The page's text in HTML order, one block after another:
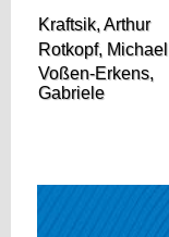
Kraftsik, Arthur
Rotkopf, Michael
Voßen-Erkens,
Gabriele